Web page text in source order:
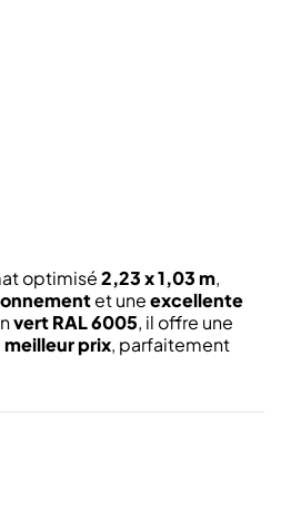
optimisé2,23 x 1,03 m,
et uneexcellente
vert RAL 6005, il offre une
prix, parfaitement